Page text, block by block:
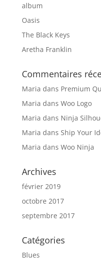
album
Oasis
The Black Keys
Aretha Franklin
Commentaires
Maria dans Premium
Maria dans Woo Logo
Maria dans Ninja
Maria dans Ship Your
Maria dans Woo Ninja
Archives
février 2019
octobre 2017
septembre 2017
Catégories
Blues